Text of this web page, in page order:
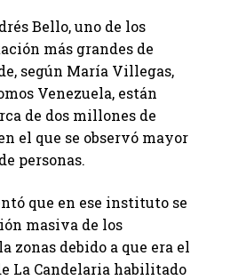
Bello, uno de los
más grandes de
según María Villegas,
Venezuela, están
de dos millones de
el que se observó mayor
personas.
que en ese instituto se
masiva de los
zonas debido a que era el
La Candelaria habilitado